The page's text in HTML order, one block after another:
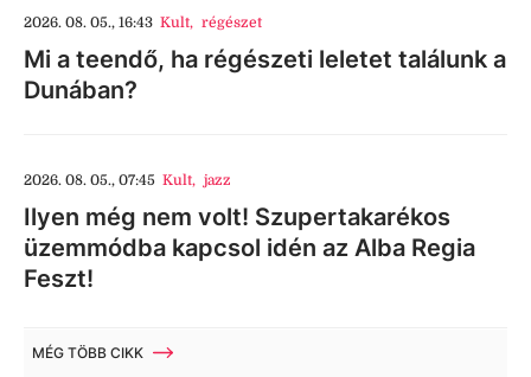
2026. 08. 05., 16:43 Kult, régészet
Mi a teendő, ha régészeti leletet találunk a
Dunában?
2026. 08. 05., 07:45 Kult, jazz
Ilyen még nem volt! Szupertakarékos
üzemmódba kapcsol idén az Alba Regia
Feszt!
MÉG TÖBB CIKK